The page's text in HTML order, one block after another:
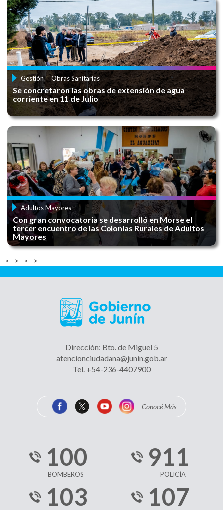
CAMPAÑA INTEGRAL DE RECICLADO: ​JUNÍN
RECICLA
MUESTRA MUJER DE RÍO
CURSO DE LICENCIA DE CONDUCIR
CONVOCATORIA MUSEO ABIERTO
Muestra FINA, ROCK y ARTE
ORIENTACIÓN PARA LA ADOPCIÓN
Gestión Obras Sanitarias
Se concretaron las obras de extensión de agua
corriente en 11 de Julio
Adultos Mayores
Con gran convocatoria se desarrolló en Morse el
tercer encuentro de las Colonias Rurales de Adultos
Mayores
-->-->-->-->
Dirección: Bto. de Miguel 5
atencionciudadana@junin.gob.ar
Tel. +54-236-4407900
Conocé Más
100
BOMBEROS
911
POLICÍA
103 107